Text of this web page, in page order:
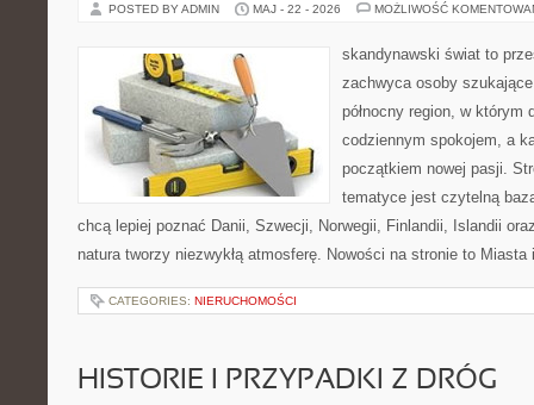
POSTED BY ADMIN MAJ - 22 - 2026 MOŻLIWOŚĆ
skandynawski świat to
zachwyca osoby
północny region, w
codziennym spokojem, a
początkiem nowej pasji.
tematyce jest czytelną
chcą lepiej poznać Danii, Szwecji, Norwegii, Finlandii, Islandii
natura tworzy niezwykłą atmosferę. Nowości na stronie to
CATEGORIES: NIERUCHOMOŚCI
HISTORIE I PRZYPADKI Z DRÓG